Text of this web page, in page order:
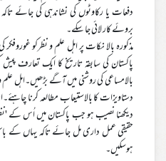
دفعات یا رکاوٹوں کی نشاندہی کی
بروئے کار لائی جا سکے۔
مذکورہ بالا نکات پر اہل علم و نظرکو
پاکستان کی سابقہ تاریخ کا ایک تعارف
بالامساعی کی روشنی میں آگے بڑھیں۔اہل
دستاویزات کا بالاستیعاب مطالعہ کرنا
دیکھنا نصیب ہو جب پاکستان میں اُس کے
حقیقی عمل داری مل جائے تاکہ یہاں کے
ہوسکیں۔